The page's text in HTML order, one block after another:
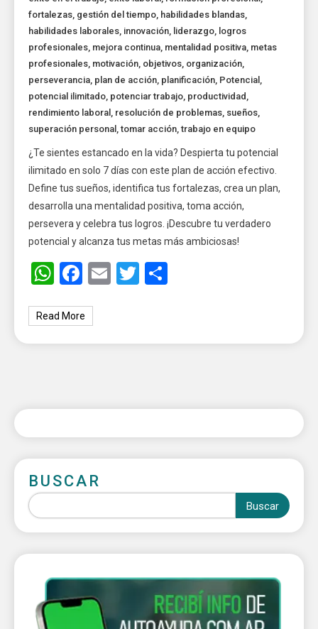
fortalezas, gestión del tiempo, habilidades blandas,
habilidades laborales, innovación, liderazgo, logros
profesionales, mejora continua, mentalidad positiva, metas
profesionales, motivación, objetivos, organización,
perseverancia, plan de acción, planificación, Potencial ,
potencial ilimitado, potenciar trabajo, productividad ,
rendimiento laboral , resolución de problemas, sueños,
superación personal ,tomar acción,trabajo en equipo
¿Te sientes estancado en la vida? Despierta tu potencial
ilimitado en solo 7 días con este plan de acción efectivo.
Define tus sueños, identifica tus fortalezas, crea un plan,
desarrolla una mentalidad positiva, toma acción,
persevera y celebra tus logros. ¡Descubre tu verdadero
potencial y alcanza tus metas más ambiciosas!
WhatsApp
Facebook
EmailTwitter
Read More
BUSCAR
Buscar